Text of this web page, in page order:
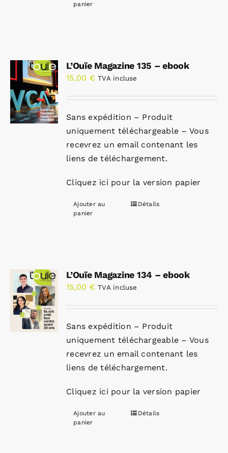
panier
L’Ouïe Magazine 135 – ebook
15,00 € TVA incluse
Sans expédition – Produit
uniquement téléchargeable – Vous
recevrez un email contenant les
liens de téléchargement.
Cliquez ici pour la version papier
Ajouter au
panier
Détails
L’Ouïe Magazine 134 – ebook
15,00 € TVA incluse
Sans expédition – Produit
uniquement téléchargeable – Vous
recevrez un email contenant les
liens de téléchargement.
Cliquez ici pour la version papier
Ajouter au
panier
Détails